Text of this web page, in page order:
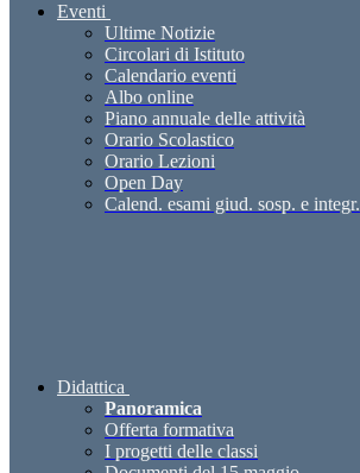
Eventi
Ultime Notizie
Circolari di Istituto
Calendario eventi
Albo online
Piano annuale delle attività
Orario Scolastico
Orario Lezioni
Open Day
Calend. esami giud. sosp. e integr.
Didattica
Panoramica
Offerta formativa
I progetti delle classi